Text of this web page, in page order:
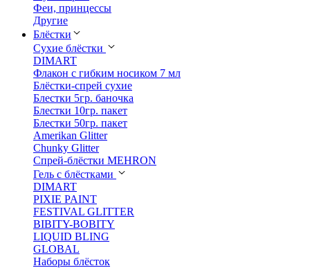
Феи, принцессы
Другие
Блёстки
Сухие блёстки
DIMART
Флакон с гибким носиком 7 мл
Блёстки-спрей сухие
Блестки 5гр. баночка
Блестки 10гр. пакет
Блестки 50гр. пакет
Amerikan Glitter
Chunky Glitter
Спрей-блёстки MEHRON
Гель с блёстками
DIMART
PIXIE PAINT
FESTIVAL GLITTER
BIBITY-BOBITY
LIQUID BLING
GLOBAL
Наборы блёсток